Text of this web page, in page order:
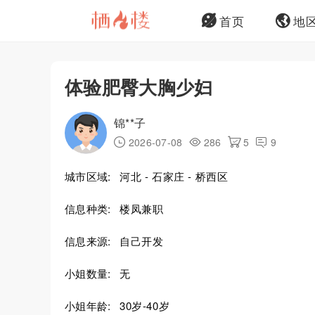
首页 地
体验肥臀大胸少妇
锦**子
2026-07-08 286 5 9
城市区域: 河北 - 石家庄 - 桥西区
信息种类: 楼凤兼职
信息来源: 自己开发
小姐数量: 无
小姐年龄: 30岁-40岁